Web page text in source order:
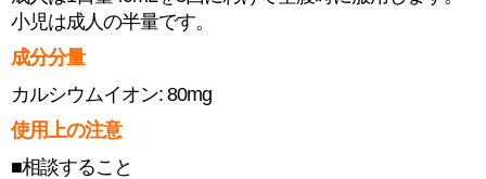
小児は成人の半量です。
成分分量
カルシウムイオン: 80mg
使用上の注意
■相談すること